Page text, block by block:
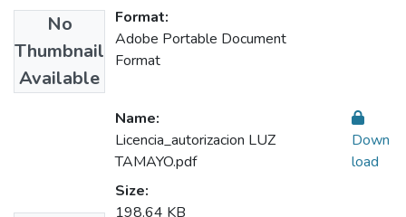
No
Thumbnail
Available
Format:
Adobe Portable Document
Format
Name:
Licencia_autorizacion LUZ
TAMAYO.pdf
Size:
198.64 KB
Down
load